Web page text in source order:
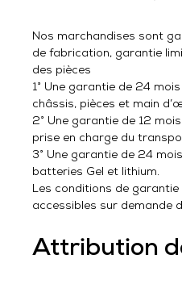
Nos marchandises sont
de fabrication, garantie
des pièces
1° Une garantie de 24
châssis, pièces et main
2° Une garantie de 12
prise en charge du
3° Une garantie de 24
batteries Gel et lithium.
Les conditions de
accessibles sur demande
Attribution